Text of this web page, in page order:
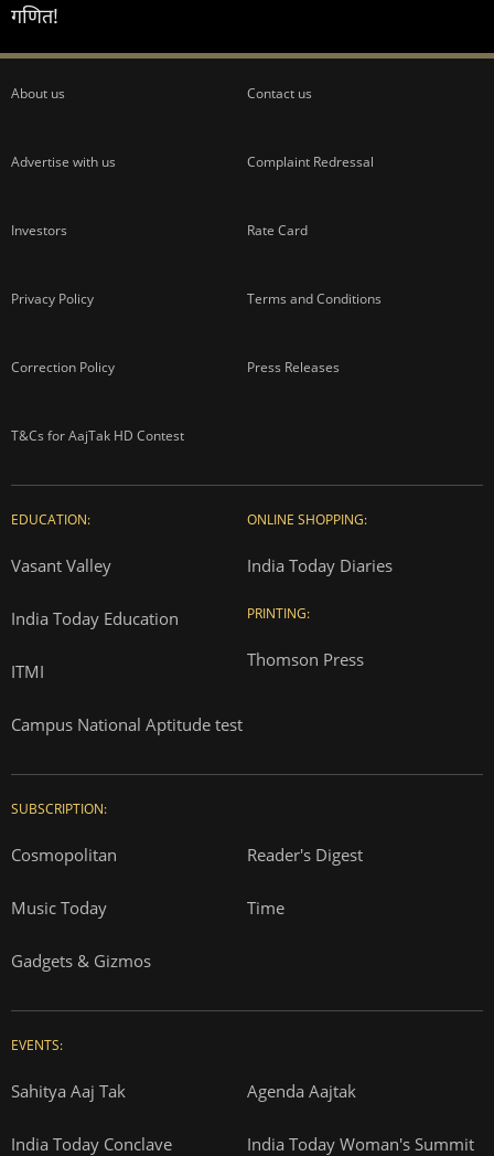
गणित!
About us Contact us
Advertise with us Complaint Redressal
Investors Rate Card
Privacy Policy Terms and Conditions
Correction Policy Press Releases
T&Cs for AajTak HD Contest
EDUCATION:
Vasant Valley
India Today Education
ITMI
Campus National Aptitude test
ONLINE SHOPPING:
India Today Diaries
PRINTING:
Thomson Press
SUBSCRIPTION:
Cosmopolitan Reader's Digest
Music Today Time
Gadgets & Gizmos
EVENTS:
Sahitya Aaj Tak Agenda Aajtak
India Today Conclave India Today Woman's Summit